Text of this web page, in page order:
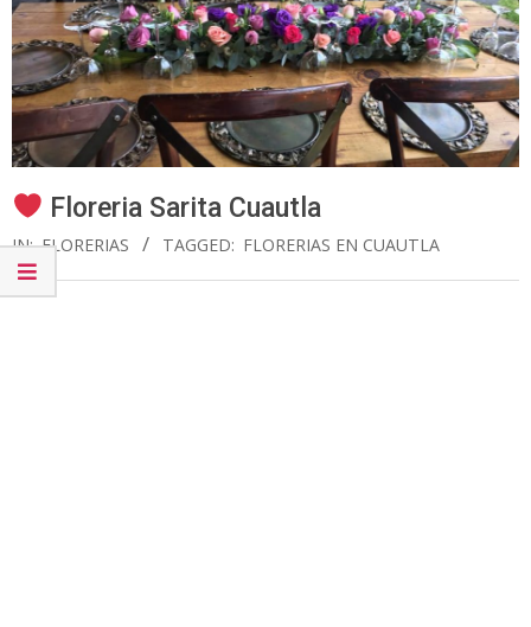
Floreria Sarita Cuautla
IN: FLORERIAS TAGGED: FLORERIAS EN CUAUTLA